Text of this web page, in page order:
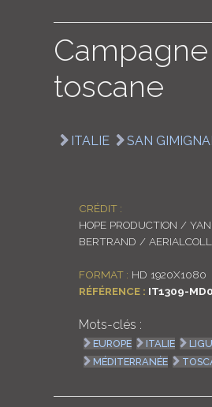
Campagne
toscane
ITALIE SAN
CRÉDIT :
HOPE PRODUCTION /
BERTRAND /
FORMAT : HD 1920X1080
RÉFÉRENCE : IT1309-
Mots-clés :
EUROPE ITALIE
MÉDITERRANÉE